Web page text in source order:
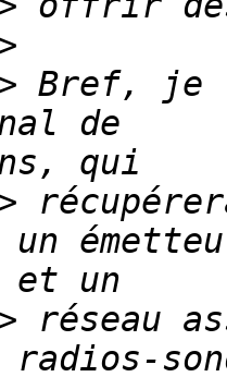
Bref, je
réseau